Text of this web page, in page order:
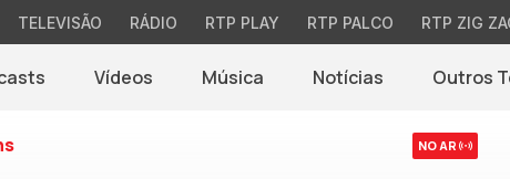
TELEVISÃO RÁDIO RTP PLAY RTP PALCO RTP ZIG
Vídeos Música Notícias(abre em nova
Outros
NO AR